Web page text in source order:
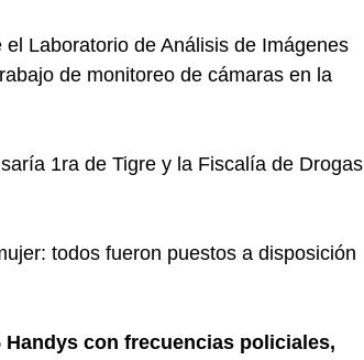
Laboratorio de Análisis de Imágenes
de monitoreo de cámaras en la
1ra de Tigre y la Fiscalía de Drogas
todos fueron puestos a disposición
Handys con frecuencias policiales,